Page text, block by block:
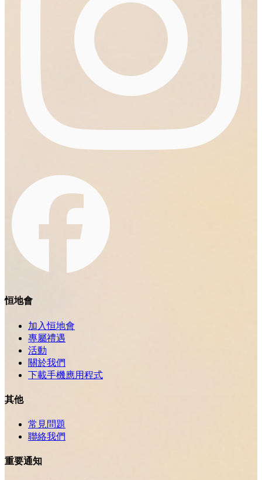
恒地會
加入恒地會
專屬禮遇
活動
關於我們
下載手機應用程式
其他
常見問題
聯絡我們
重要通知